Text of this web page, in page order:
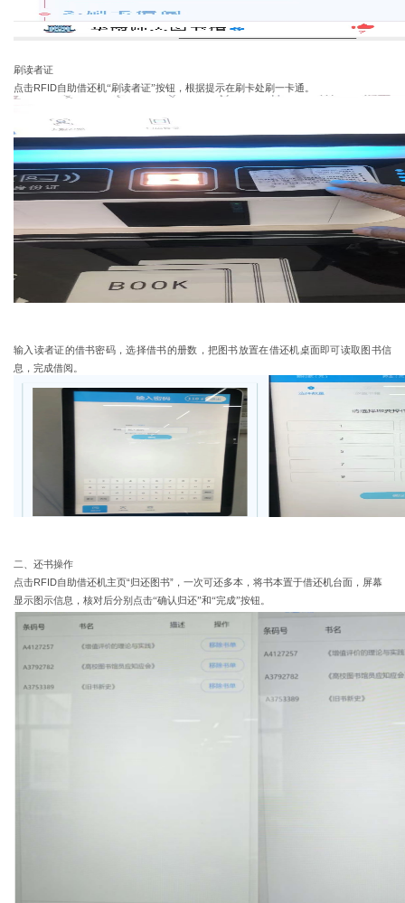
刷读者证
点击RFID自助借还机“刷读者证”按钮，根据提示在刷卡处刷一卡通。
输入读者证的借书密码，选择借书的册数，把图书放置在借还机桌面即可读取图书信
息，完成借阅。
二、还书操作
点击RFID自助借还机主页“归还图书” ，一次可还多本，将书本置于借还机台面，屏幕
显示图示信息，核对后分别点击“确认归还”和“完成”按钮。